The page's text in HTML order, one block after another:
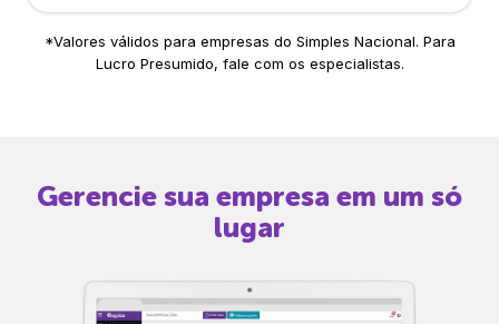
*Valores válidos para empresas do Simples Nacional. Para
Lucro Presumido, fale com os especialistas.
Gerencie sua empresa em um só
lugar